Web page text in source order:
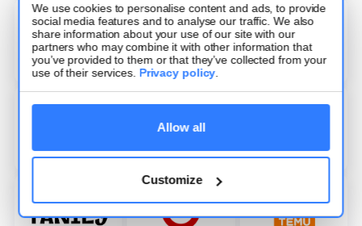
We use cookies to personalise content and ads, to provide
social media features and to analyse our traffic. We also
share information about your use of our site with our
partners who may combine it with other information that
you’ve provided to them or that they’ve collected from your
use of their services. Privacy policy.
Allow all
Customize